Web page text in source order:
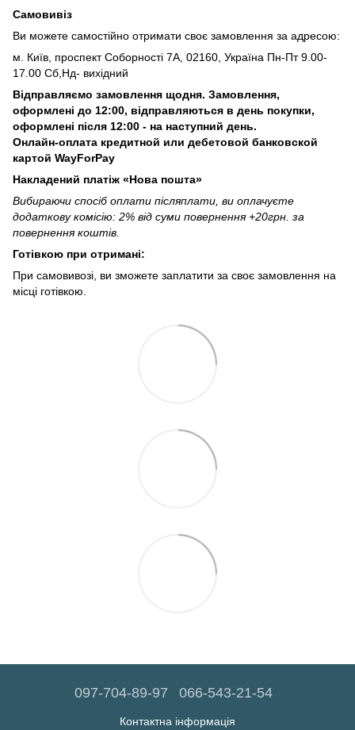
Самовивіз
Ви можете самостійно отримати своє замовлення за адресою:
м. Київ, проспект Соборності 7А, 02160, Україна Пн-Пт 9.00-
17.00 Сб,Нд- вихідний
Відправляємо замовлення щодня. Замовлення,
оформлені до 12:00, відправляються в день покупки,
оформлені після 12:00 - на наступний день.
Онлайн-оплата кредитной или дебетовой банковской
картой WayForPay
Накладений платіж «Нова пошта»
Вибираючи спосіб оплати післяплати, ви оплачуєте
додаткову комісію: 2% від суми повернення +20грн. за
повернення коштів.
Готівкою при отримані:
При самовивозі, ви зможете заплатити за своє замовлення на
місці готівкою.
097-704-89-97 066-543-21-54
Контактна інформація